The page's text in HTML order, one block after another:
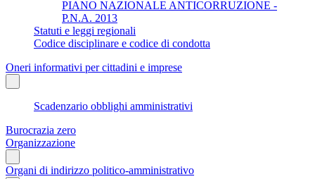
PIANO NAZIONALE ANTICORRUZIONE -
P.N.A. 2013
Statuti e leggi regionali
Codice disciplinare e codice di condotta
Oneri informativi per cittadini e imprese
Scadenzario obblighi amministrativi
Burocrazia zero
Organizzazione
Organi di indirizzo politico-amministrativo